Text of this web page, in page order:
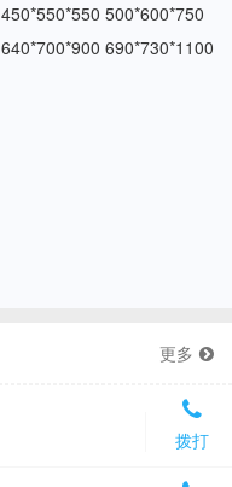
450*550*550 500*600*750
640*700*900 690*730*1100
更多
拨打